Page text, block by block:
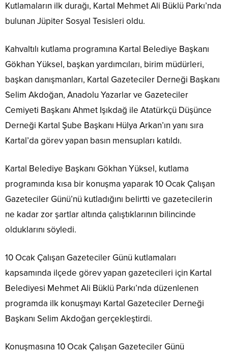
Kutlamaların ilk durağı, Kartal Mehmet Ali Büklü Parkı’nda
bulunan Jüpiter Sosyal Tesisleri oldu.
Kahvaltılı kutlama programına Kartal Belediye Başkanı
Gökhan Yüksel, başkan yardımcıları, birim müdürleri,
başkan danışmanları, Kartal Gazeteciler Derneği Başkanı
Selim Akdoğan, Anadolu Yazarlar ve Gazeteciler
Cemiyeti Başkanı Ahmet Işıkdağ ile Atatürkçü Düşünce
Derneği Kartal Şube Başkanı Hülya Arkan’ın yanı sıra
Kartal’da görev yapan basın mensupları katıldı.
Kartal Belediye Başkanı Gökhan Yüksel, kutlama
programında kısa bir konuşma yaparak 10 Ocak Çalışan
Gazeteciler Günü’nü kutladığını belirtti ve gazetecilerin
ne kadar zor şartlar altında çalıştıklarının bilincinde
olduklarını söyledi.
10 Ocak Çalışan Gazeteciler Günü kutlamaları
kapsamında ilçede görev yapan gazetecileri için Kartal
Belediyesi Mehmet Ali Büklü Parkı’nda düzenlenen
programda ilk konuşmayı Kartal Gazeteciler Derneği
Başkanı Selim Akdoğan gerçekleştirdi.
Konuşmasına 10 Ocak Çalışan Gazeteciler Günü